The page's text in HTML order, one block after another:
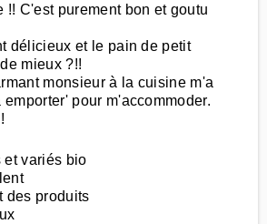
!! C'est purement bon et goutu
délicieux et le pain de petit
mieux ?!!
monsieur à la cuisine m'a
pour m'accommoder.
et variés bio
des produits